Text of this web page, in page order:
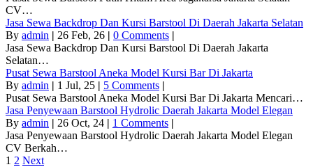
CV…
Jasa Sewa Backdrop Dan Kursi Barstool Di Daerah Jakarta Selatan
By admin | 26 Feb, 26 | 0 Comments |
Jasa Sewa Backdrop Dan Kursi Barstool Di Daerah Jakarta
Selatan…
Pusat Sewa Barstool Aneka Model Kursi Bar Di Jakarta
By admin | 1 Jul, 25 | 5 Comments |
Pusat Sewa Barstool Aneka Model Kursi Bar Di Jakarta Mencari…
Jasa Penyewaan Barstool Hydrolic Daerah Jakarta Model Elegan
By admin | 26 Oct, 24 | 1 Comments |
Jasa Penyewaan Barstool Hydrolic Daerah Jakarta Model Elegan
CV Berkah…
1 2 Next